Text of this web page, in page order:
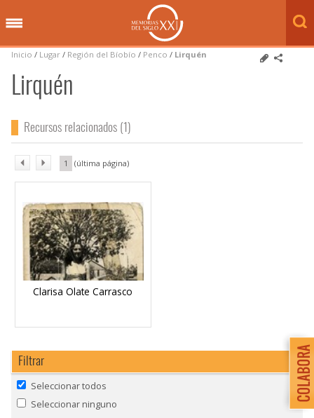
Inicio / Lugar / Región del Bíobío / Penco / Lirquén
Lirquén
Recursos relacionados (1)
Clarisa Olate Carrasco
1
Filtrar
Seleccionar todos
Seleccionar ninguno